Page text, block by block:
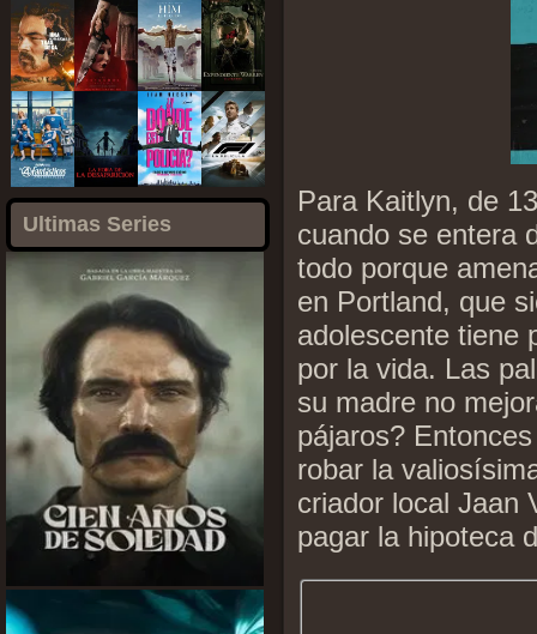
Ultimas Series
Para Kaitlyn, de
cuando se entera
todo porque
en Portland, que
adolescente tiene
por la vida. Las
su madre no
pájaros?
robar la
criador local Jaan
pagar la hipoteca